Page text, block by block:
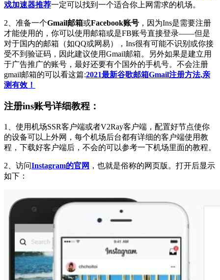
戏加速器推荐一定可以找到一个适合你上网需求的机场。
2、准备一个Gmail邮箱或Facebook账号 ，因为Ins是需要注册
才能使用的，你可以使用邮箱或是FB账号直接登录——但是
对于国内的邮箱（如QQ或网易），Ins很有可能不识别或你接
受不到验证码，因此建议使用Gmail邮箱。另外如果是建立用
于广告推广的账号，最好还要有个国外的手机号。不会注册
gmail邮箱的可以看这篇:2021最新谷歌邮箱Gmail注册方法,亲
测有效！
注册ins账号详细教程：
1、使用机场SSR客户端或者V2Ray客户端，配置好节点使你
的设备可以上外网，每个机场后台都有详细的客户端使用教
程，下载好客户端后，不会的可以参考一下机场里面的教程。
2、访问Instagram的官网 ，也就是俗称的网页版。打开后显示
如下：